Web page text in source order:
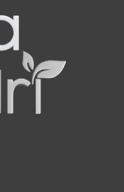
inflammations gingivales,
pour une haleine fraîche
et une bouche saine au
quotidien.